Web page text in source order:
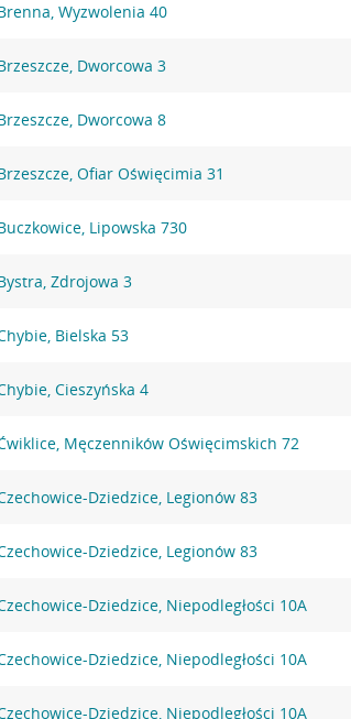
Wyzwolenia 40
Dworcowa 3
Dworcowa 8
Ofiar Oświęcimia 31
Lipowska 730
Zdrojowa 3
Bielska 53
Cieszyńska 4
Męczenników Oświęcimskich 72
Dziedzice, Legionów 83
Dziedzice, Legionów 83
Dziedzice, Niepodległości 10A
Dziedzice, Niepodległości 10A
Dziedzice, Niepodległości 10A